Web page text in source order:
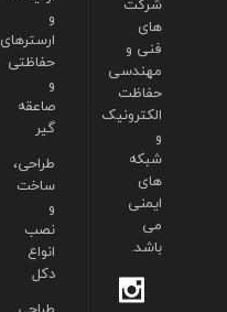
و
ارسترهای
حفاظتی
و
صاعقه
گیر
طراحی،
ساخت
و
نصب
انواع
دکل
های
فنی و
مهندسی
حفاظت
الکترونیک
و
شبکه
های
ایمنی
می
باشد.